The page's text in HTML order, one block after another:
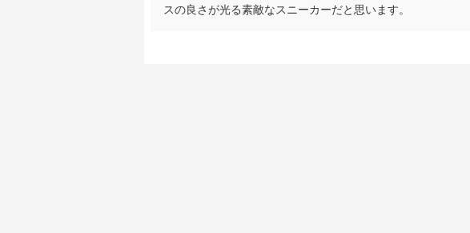
スの良さが光る素敵なスニーカーだと思います。